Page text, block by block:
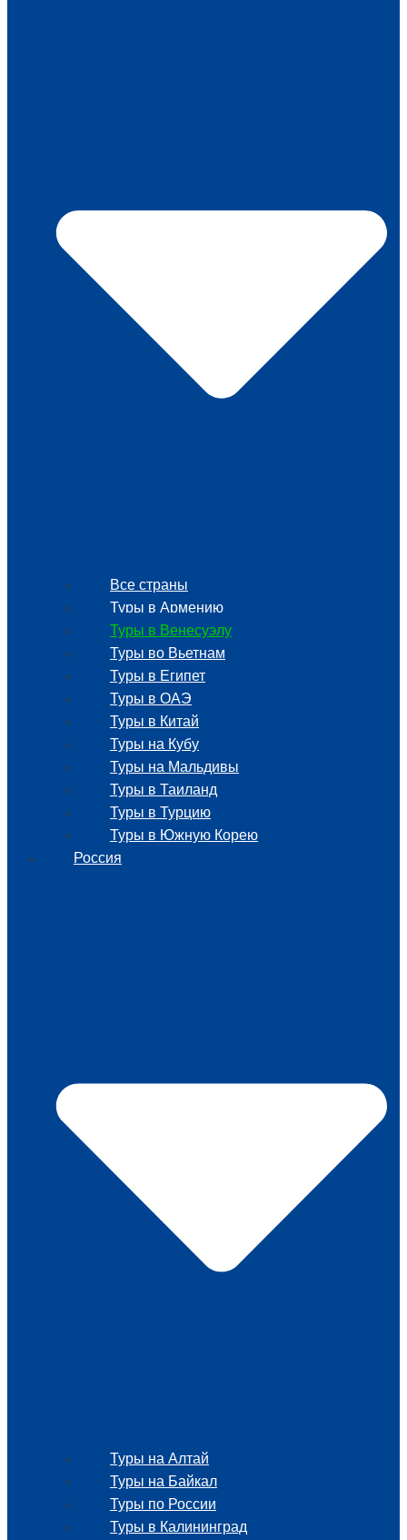
Все страны
Туры в Армению
Туры в Венесуэлу
Туры во Вьетнам
Туры в Египет
Туры в ОАЭ
Туры в Китай
Туры на Кубу
Туры на Мальдивы
Туры в Таиланд
Туры в Турцию
Туры в Южную Корею
Россия
Туры на Алтай
Туры на Байкал
Туры по России
Туры в Калининград